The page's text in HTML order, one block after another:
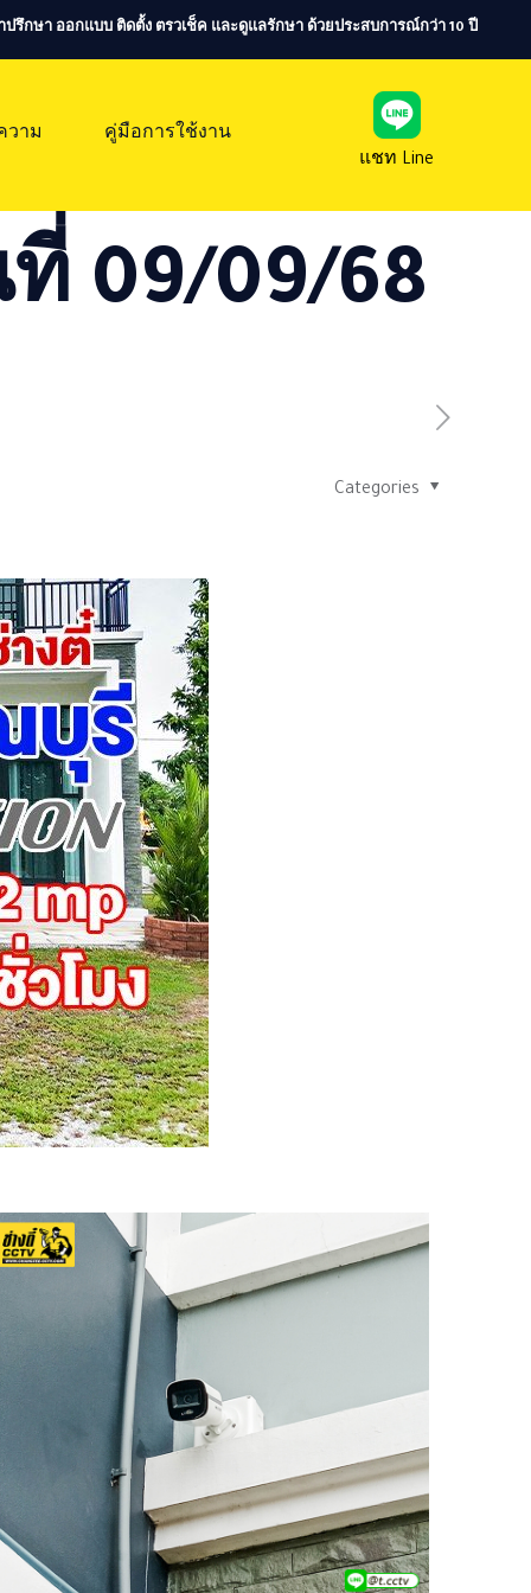
ปรึกษา ออกแบบ ติดตั้ง ตรวเช็ค และดูแลรักษา ด้วยประสบการณ์กว่า 10 ปี
วาม
คู่มือการใช้งาน
แชท Line
09/09/68
Categories